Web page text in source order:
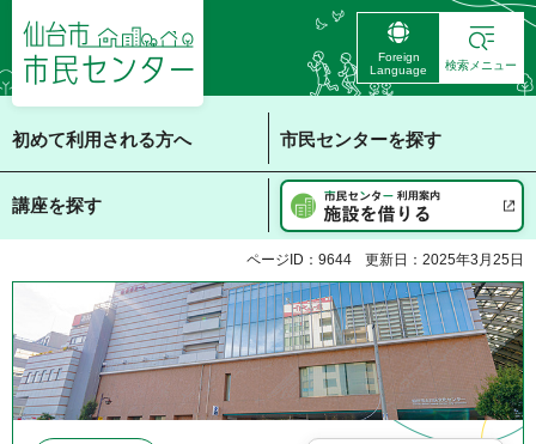
仙台市 市民センタ
ー
Foreign
Language
検索メニュー
初めて利用される方へ 市民センターを探す
講座を探す
ページID：9644 更新日：2025年3月25日